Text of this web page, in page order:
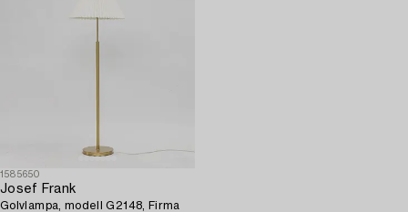
1585650
Josef Frank
Golvlampa, modell G2148, Firma